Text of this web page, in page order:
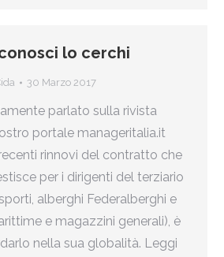
lo cerchi
30 Marzo 2017
parlato sulla rivista
portale manageritalia.it
rinnovi del contratto che
per i dirigenti del terziario
alberghi Federalberghi e
e magazzini generali), è
nella sua globalità. Leggi